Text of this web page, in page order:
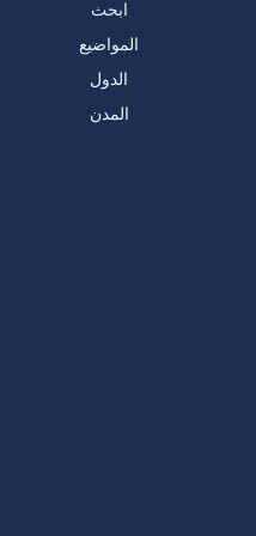
ابحث
المواضيع
الدول
المدن